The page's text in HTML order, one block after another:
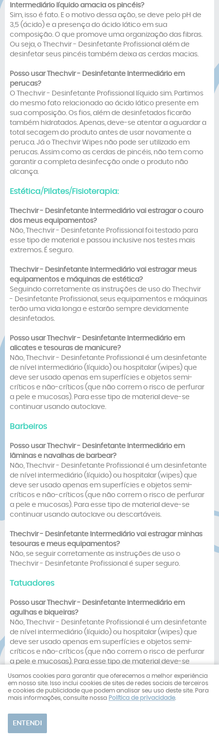
Intermediário líquido amacia os pincéis?
Sim, isso é fato. E o motivo dessa ação, se deve pelo pH de
3,5 (ácido) e a presença do ácido lático em sua
composição. O que promove uma organização das fibras.
Ou seja, o Thechvir - Desinfetante Profissional além de
desinfetar seus pincéis também deixa as cerdas macias.
Posso usar Thechvir - Desinfetante Intermediário em
perucas?
O Thechvir - Desinfetante Profissional líquido sim. Partimos
do mesmo fato relacionado ao ácido lático presente em
sua composição. Os fios, além de desinfetados ficarão
também hidratados. Apenas, deve-se atentar a aguardar a
total secagem do produto antes de usar novamente a
peruca. Já o Thechvir Wipes não pode ser utilizado em
perucas. Assim como as cerdas de pincéis, não tem como
garantir a completa desinfecção onde o produto não
alcança.
Estética/Pilates/Fisioterapia:
Thechvir - Desinfetante Intermediário vai estragar o couro
dos meus equipamentos?
Não, Thechvir - Desinfetante Profissional foi testado para
esse tipo de material e passou inclusive nos testes mais
extremos. É seguro.
Thechvir - Desinfetante Intermediário vai estragar meus
equipamentos e máquinas de estética?
Seguindo corretamente as instruções de uso do Thechvir
- Desinfetante Profissional, seus equipamentos e máquinas
terão uma vida longa e estarão sempre devidamente
desinfetados.
Posso usar Thechvir - Desinfetante Intermediário em
alicates e tesouras de manicure?
Não, Thechvir - Desinfetante Profissional é um desinfetante
de nível intermediário (líquido) ou hospitalar (wipes) que
deve ser usado apenas em superfícies e objetos semi-
críticos e não-críticos (que não correm o risco de perfurar
a pele e mucosas). Para esse tipo de material deve-se
continuar usando autoclave.
Barbeiros
Posso usar Thechvir - Desinfetante Intermediário em
lâminas e navalhas de barbear?
Não, Thechvir - Desinfetante Profissional é um desinfetante
de nível intermediário (líquido) ou hospitalar (wipes) que
deve ser usado apenas em superfícies e objetos semi-
críticos e não-críticos (que não correm o risco de perfurar
a pele e mucosas). Para esse tipo de material deve-se
continuar usando autoclave ou descartáveis.
Thechvir - Desinfetante Intermediário vai estragar minhas
tesouras e meus equipamentos?
Não, se seguir corretamente as instruções de uso o
Thechvir - Desinfetante Profissional é super seguro.
Tatuadores
Posso usar Thechvir - Desinfetante Intermediário em
agulhas e biqueiras?
Não, Thechvir - Desinfetante Profissional é um desinfetante
de nível intermediário (líquido) ou hospitalar (wipes) que
deve ser usado apenas em superfícies e objetos semi-
críticos e não-críticos (que não correm o risco de perfurar
a pele e mucosas). Para esse tipo de material deve-se
Thechvir - Desinfetante Intermediáriov ai estragar minha
máquina de tatuar?
em diversos tipos de materiais. Seguindo corretamente as
Usamos cookies para garantir que oferecemos a melhor experiência
em nosso site. Isso inclui cookies de sites de redes sociais de terceiros
e cookies de publicidade que podem analisar seu uso deste site. Para
mais informações, consulte nossa Política de privacidade.
ENTENDI